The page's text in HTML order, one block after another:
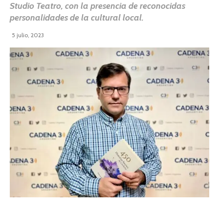
Studio Teatro, con la presencia de reconocidas
personalidades de la cultural local.
5 julio, 2023